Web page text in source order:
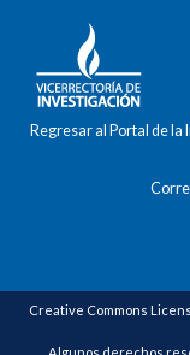
Regresar al Portal de la
Creative Commons